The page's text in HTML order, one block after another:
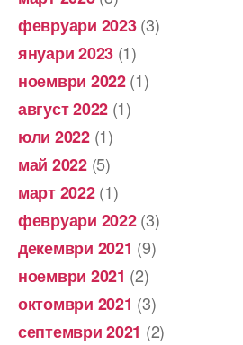
февруари 2023(3)
януари 2023 (1)
ноември 2022(1)
август 2022 (1)
юли 2022(1)
май 2022(5)
март 2022(1)
февруари 2022(3)
декември 2021 (9)
ноември 2021 (2)
октомври 2021 (3)
септември 2021 (2)